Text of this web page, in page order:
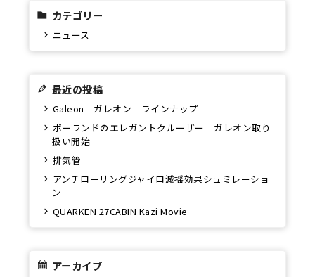
カテゴリー
ニュース
最近の投稿
Galeon ガレオン ラインナップ
ポーランドのエレガントクルーザー ガレオン取り
扱い開始
排気管
アンチローリングジャイロ減揺効果シュミレーショ
ン
QUARKEN 27CABIN Kazi Movie
アーカイブ